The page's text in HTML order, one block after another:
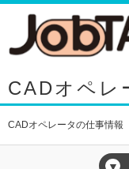
CADオペレ
CADオペレータの仕事情報